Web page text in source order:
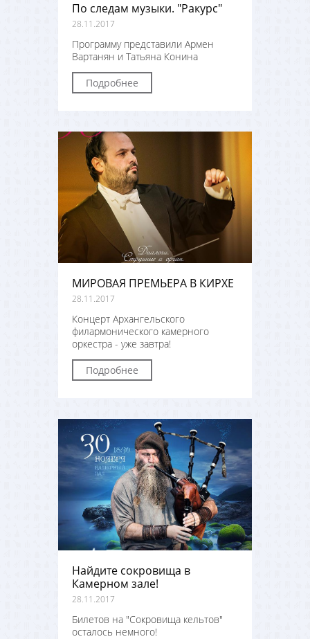
По следам музыки. "Ракурс"
28.11.2017
Программу представили Армен
Вартанян и Татьяна Конина
Подробнее
МИРОВАЯ ПРЕМЬЕРА В КИРХЕ
28.11.2017
Концерт Архангельского
филармонического камерного
оркестра - уже завтра!
Подробнее
Найдите сокровища в
Камерном зале!
28.11.2017
Билетов на "Сокровища кельтов"
осталось немного!